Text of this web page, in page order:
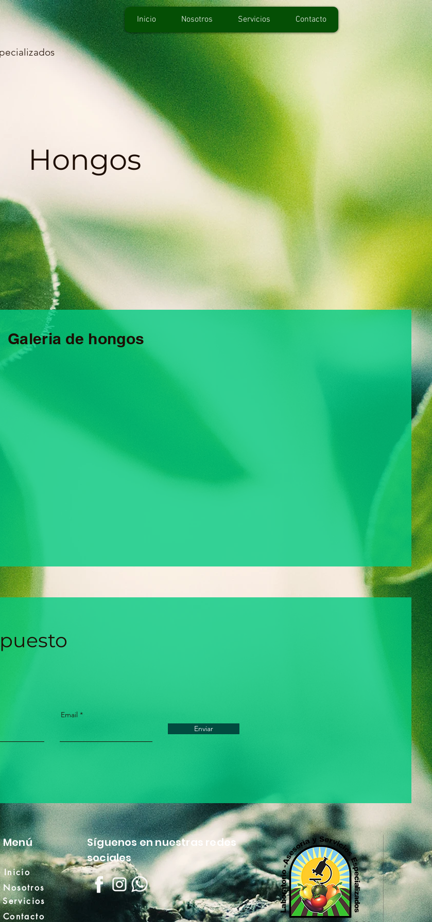
Inicio Nosotros Servicios Contacto
Hongos
Galeria de hongos
Email
Enviar
Menú
Síguenos en nuestras redes
sociales
Inicio
Nosotros
Servicios
Contacto